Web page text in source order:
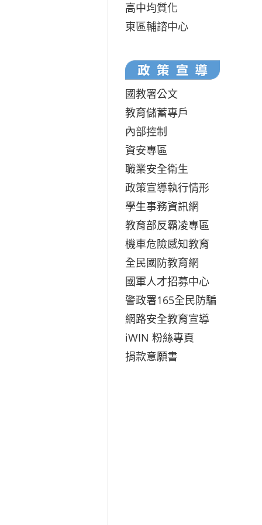
高中均質化
東區輔諮中心
國教署公文
教育儲蓄專戶
內部控制
資安專區
職業安全衛生
政策宣導執行情形
學生事務資訊網
教育部反霸凌專區
機車危險感知教育
全民國防教育網
國軍人才招募中心
警政署165全民防騙
網路安全教育宣導
iWIN 粉絲專頁
捐款意願書